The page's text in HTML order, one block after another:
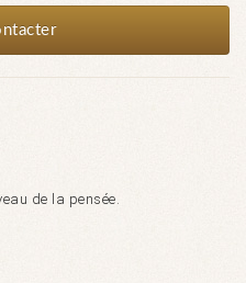
de la pensée.